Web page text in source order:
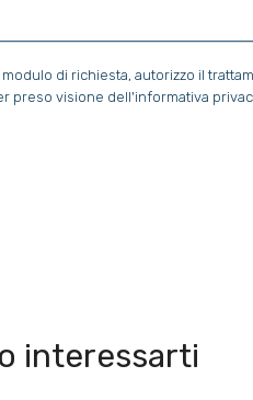
di richiesta, autorizzo il
preso visione dell'informativa
interessarti